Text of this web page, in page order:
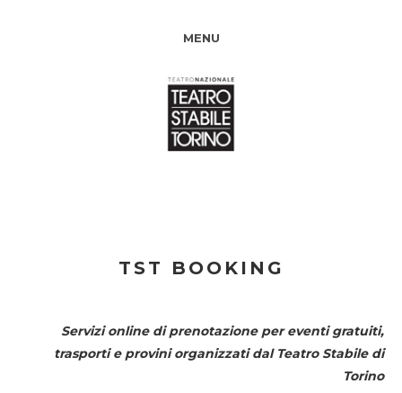
MENU
TST BOOKING
Servizi online di prenotazione per eventi gratuiti,
trasporti e provini organizzati dal Teatro Stabile di
Torino